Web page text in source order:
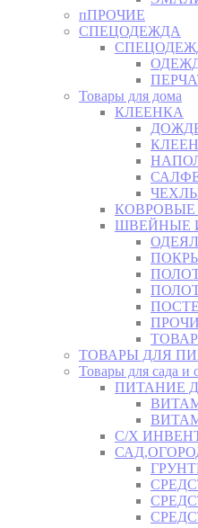
пПРОЧИЕ
СПЕЦОДЕЖДА
Товары для дома
КЛЕЕНКА
КОВРОВЫЕ
ШВЕЙНЫЕ
ТОВАРЫ ДЛЯ
Товары для сада и
ПИТАНИЕ
С/Х